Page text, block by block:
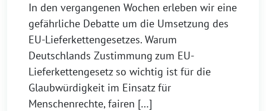
In den vergangenen Wochen erleben wir eine
gefährliche Debatte um die Umsetzung des
EU-Lieferkettengesetzes. Warum
Deutschlands Zustimmung zum EU-
Lieferkettengesetz so wichtig ist für die
Glaubwürdigkeit im Einsatz für
Menschenrechte, fairen […]